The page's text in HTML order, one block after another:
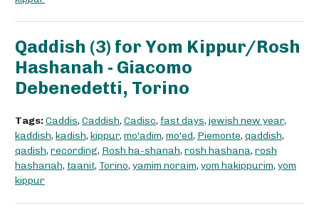
Qaddish (3) for Yom Kippur/Rosh
Hashanah - Giacomo
Debenedetti, Torino
Tags:Caddis, Caddish, Cadisc, fast days, jewish new year,
kaddish, kadish, kippur, mo'adim, mo'ed, Piemonte, qaddish,
qadish, recording, Rosh ha-shanah, rosh hashana, rosh
hashanah, taanit, Torino, yamim noraim, yom hakippurim, yom
kippur